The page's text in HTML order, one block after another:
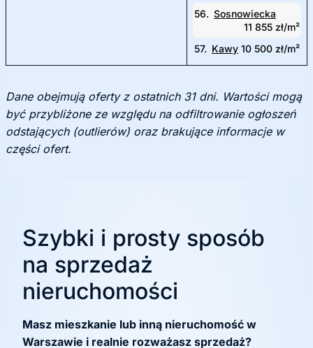
56. Sosnowiecka
11 855 zł/m²
57. Kawy 10 500 zł/m²
Dane obejmują oferty z ostatnich 31 dni. Wartości mogą
być przybliżone ze względu na odfiltrowanie ogłoszeń
odstających (outlierów) oraz brakujące informacje w
części ofert.
Szybki i prosty sposób
na sprzedaż
nieruchomości
Masz mieszkanie lub inną nieruchomość w
Warszawie i realnie rozważasz sprzedaż?